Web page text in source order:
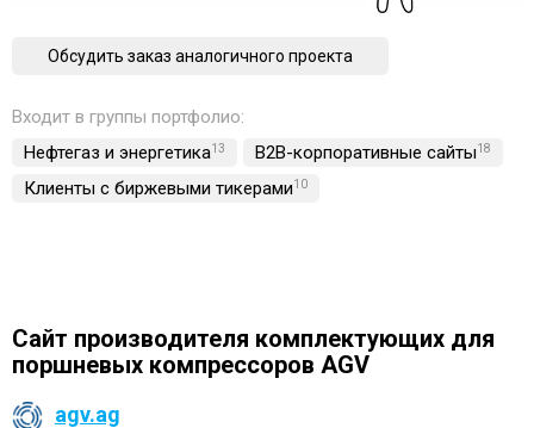
Обсудить заказ аналогичного проекта
Входит в группы портфолио:
Нефтегаз и энергетика13 B2B-корпоративные сайты18
Клиенты с биржевыми тикерами10
Сайт производителя комплектующих для
поршневых компрессоров AGV
agv.ag